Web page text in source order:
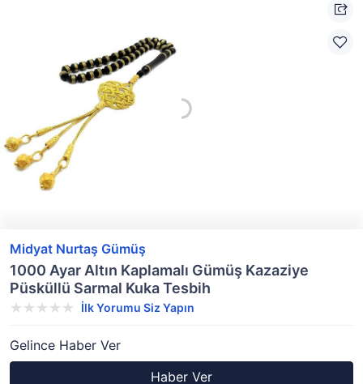
Midyat Nurtaş Gümüş
1000 Ayar Altın Kaplamalı Gümüş Kazaziye
Püsküllü Sarmal Kuka Tesbih
İlk Yorumu Siz Yapın
Gelince Haber Ver
Haber Ver